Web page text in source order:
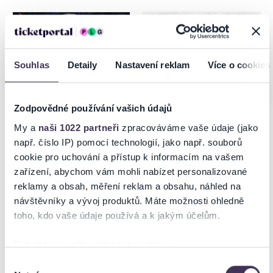
např. číslo IP) pomocí technologií, jako např. souborů
cookie pro uchování a přístup k informacím na vašem
zařízení, abychom vám mohli nabízet personalizované
reklamy a obsah, měření reklam a obsahu, náhled na
návštěvníky a vývoj produktů. Máte možnosti ohledně
toho, kdo vaše údaje používá a k jakým účelům.
Boleslav, Kladno, Frenštát pod
Litvínov
Steel Rave Ostrava 2026
18.09.2026
Ostrava
Davis Cup Qualifiers
18–19.09.2026
Praha